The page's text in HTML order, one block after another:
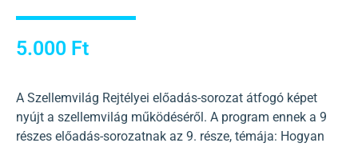
5.000 Ft
A Szellemvilág Rejtélyei előadás-sorozat átfogó képet
nyújt a szellemvilág működéséről. A program ennek a 9
részes előadás-sorozatnak az 9. része, témája: Hogyan